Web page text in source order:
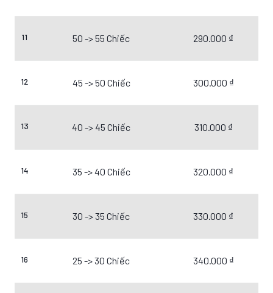
11 50 -> 55 Chiếc 290.000 ₫
12 45 -> 50 Chiếc 300.000 ₫
13 40 -> 45 Chiếc 310.000 ₫
14 35 -> 40 Chiếc 320.000 ₫
15 30 -> 35 Chiếc 330.000 ₫
16 25 -> 30 Chiếc 340.000 ₫